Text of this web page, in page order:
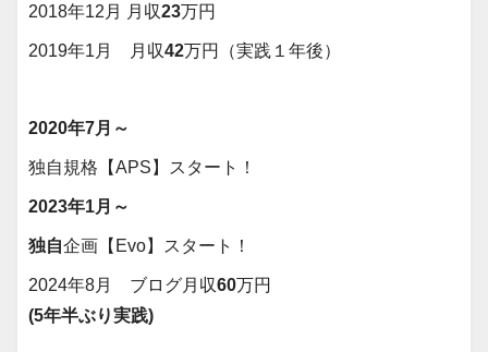
2018年12月 月収23万円
2019年1月 月収42万円（実践１年後）
2020年7月～
独自規格【APS】スタート！
2023年1月～
独自企画【Evo】スタート！
2024年8月 ブログ月収60万円
(5年半ぶり実践)